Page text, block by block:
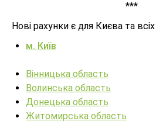
***
Нові рахунки є для Києва та
м. Київ
Вінницька область
Волинська область
Донецька область
Житомирська область